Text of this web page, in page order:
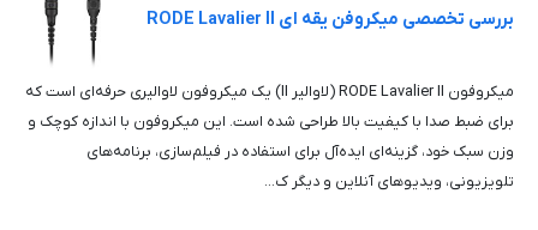
بررسی تخصصی میکروفن یقه ای RODE Lavalier II
میکروفون RODE Lavalier II (لاوالیر II) یک میکروفون لاوالیری حرفه‌ای است که
برای ضبط صدا با کیفیت بالا طراحی شده است. این میکروفون با اندازه کوچک و
وزن سبک خود، گزینه‌ای ایده‌آل برای استفاده در فیلم‌سازی، برنامه‌های
تلویزیونی، ویدیوهای آنلاین و دیگر ک...